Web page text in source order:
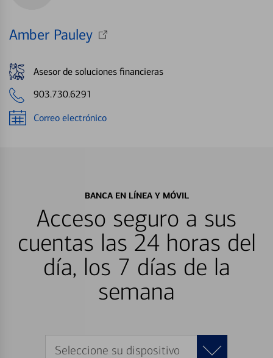
Amber Pauley
Asesor de soluciones financieras
903.730.6291
Correo electrónico
BANCA EN LÍNEA Y MÓVIL
Acceso seguro a sus
cuentas las 24 horas del
día, los 7 días de la
semana
Seleccione su dispositivo